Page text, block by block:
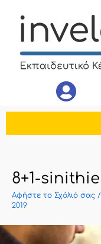
περιεχόμενο
8+1-
Αφήστε το Σχόλιό σας
2019